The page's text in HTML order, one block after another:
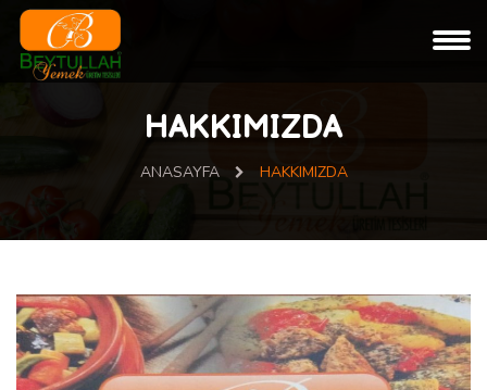
HAKKIMIZDA
ANASAYFA HAKKIMIZDA